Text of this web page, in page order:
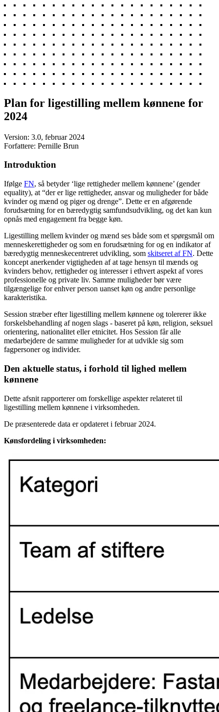
Plan for ligestilling mellem kønnene for
2024
Version: 3.0, februar 2024
Forfattere: Pernille Brun
Introduktion
Ifølge FN, så betyder ‘lige rettigheder mellem kønnene’ (gender
equality), at “der er lige rettigheder, ansvar og muligheder for både
kvinder og mænd og piger og drenge”. Dette er en afgørende
forudsætning for en bæredygtig samfundsudvikling, og det kan kun
opnås med engagement fra begge køn.
Ligestilling mellem kvinder og mænd ses både som et spørgsmål om
menneskerettigheder og som en forudsætning for og en indikator af
bæredygtig menneskecentreret udvikling, som skitseret af FN. Dette
koncept anerkender vigtigheden af ​​at tage hensyn til mænds og
kvinders behov, rettigheder og interesser i ethvert aspekt af vores
professionelle og private liv. Samme muligheder bør være
tilgængelige for enhver person uanset køn og andre personlige
karakteristika.
Session stræber efter ligestilling mellem kønnene og tolererer ikke
forskelsbehandling af nogen slags - baseret på køn, religion, seksuel
orientering, nationalitet eller etnicitet. Hos Session får alle
medarbejdere de samme muligheder for at udvikle sig som
fagpersoner og individer.
Den aktuelle status, i forhold til lighed mellem
kønnene
Dette afsnit rapporterer om forskellige aspekter relateret til
ligestilling mellem kønnene i virksomheden.
De præsenterede data er opdateret i februar 2024.
Kønsfordeling i virksomheden: